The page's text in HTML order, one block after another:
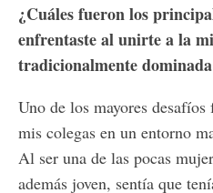
¿Cuáles fueron los
enfrentaste al unirte a la
tradicionalmente
Uno de los mayores
mis colegas en un entorno
Al ser una de las pocas
además joven, sentía que